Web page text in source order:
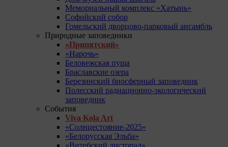
Мемориальный комплекс «Хатынь»
Софийский собор
Гомельский дворцово-парковый ансамбль
Природные заповедники
«Припятский»
«Нарочь»
Беловежская пуща
Браславские озера
Березинский биосферный заповедник
Полесский радиационно-экологический
заповедник
События
Viva Kola Art
«Солнцестояние-2025»
«Белорусская Эльба»
«Витебский листопад»